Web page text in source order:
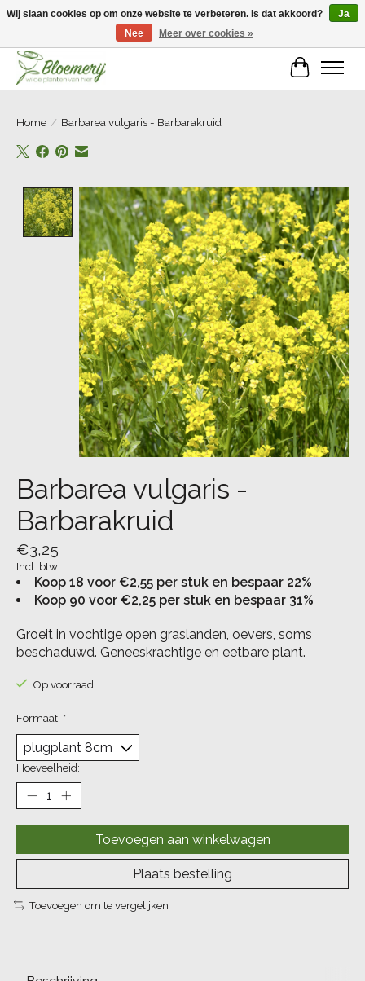
Home / Barbarea vulgaris - Barbarakruid
Product image slideshow Items
Barbarea vulgaris -
Barbarakruid
€3,25
Incl. btw
Koop 18 voor €2,55 per stuk en bespaar 22%
Koop 90 voor €2,25 per stuk en bespaar 31%
Groeit in vochtige open graslanden, oevers, soms
beschaduwd. Geneeskrachtige en eetbare plant.
Op voorraad
Formaat: *
Hoeveelheid:
Toevoegen aan winkelwagen
Plaats bestelling
Toevoegen om te vergelijken
Wij slaan cookies op om onze website te verbeteren. Is dat akkoord?
Ja
Nee
Meer over cookies »